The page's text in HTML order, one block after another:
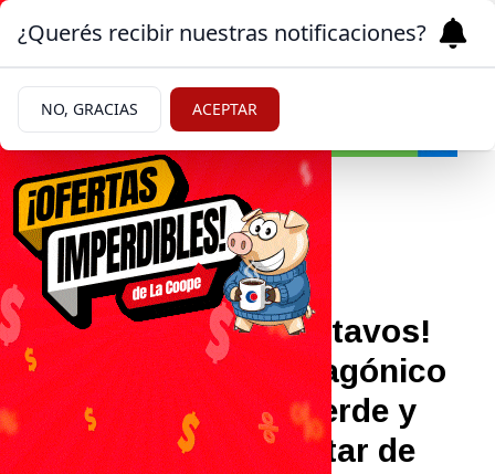
Sociedad
03/07/2026
¡Sufrido pasaje a octavos!
Argentina logró un agónico
triunfo ante Cabo Verde y
Roca volvió a explotar de
¿Querés recibir nuestras notificaciones?
NO, GRACIAS ACEPTAR